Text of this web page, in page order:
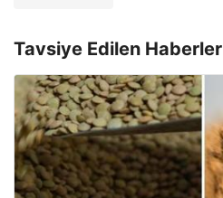
Tavsiye Edilen Haberler